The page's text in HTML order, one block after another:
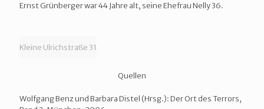
Ernst Grünberger war 44 Jahre alt, seine Ehefrau Nelly 36.
Kleine Ulrichstraße 31
Quellen
Wolfgang Benz und Barbara Distel (Hrsg.): Der Ort des Terrors,